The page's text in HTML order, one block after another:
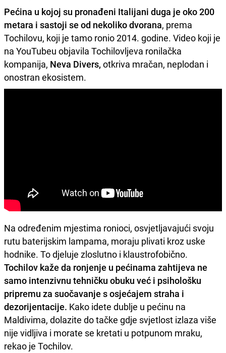
Pećina u kojoj su pronađeni Italijani duga je oko 200
metara i sastoji se od nekoliko dvorana, prema
Tochilovu, koji je tamo ronio 2014. godine. Video koji je
na YouTubeu objavila Tochilovljeva ronilačka
kompanija, Neva Divers, otkriva mračan, neplodan i
onostran ekosistem.
Na određenim mjestima ronioci, osvjetljavajući svoju
rutu baterijskim lampama, moraju plivati ​​kroz uske
hodnike. To djeluje zloslutno i klaustrofobično.
Tochilov kaže da ronjenje u pećinama zahtijeva ne
samo intenzivnu tehničku obuku već i psihološku
pripremu za suočavanje s osjećajem straha i
dezorijentacije. Kako idete dublje u pećinu na
Maldivima, dolazite do tačke gdje svjetlost izlaza više
nije vidljiva i morate se kretati u potpunom mraku,
rekao je Tochilov.